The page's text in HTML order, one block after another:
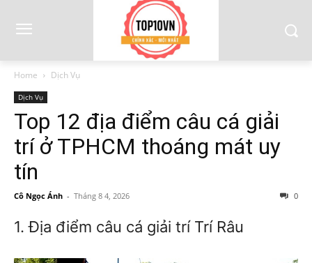
Home Dịch Vụ
Dịch Vụ
Top 12 địa điểm câu cá giải
trí ở TPHCM thoáng mát uy
tín
Cô Ngọc Ánh - Tháng 8 4, 2026 0
1. Địa điểm câu cá giải trí Trí Râu